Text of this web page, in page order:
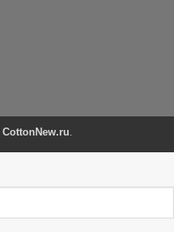
CottonNew.ru.